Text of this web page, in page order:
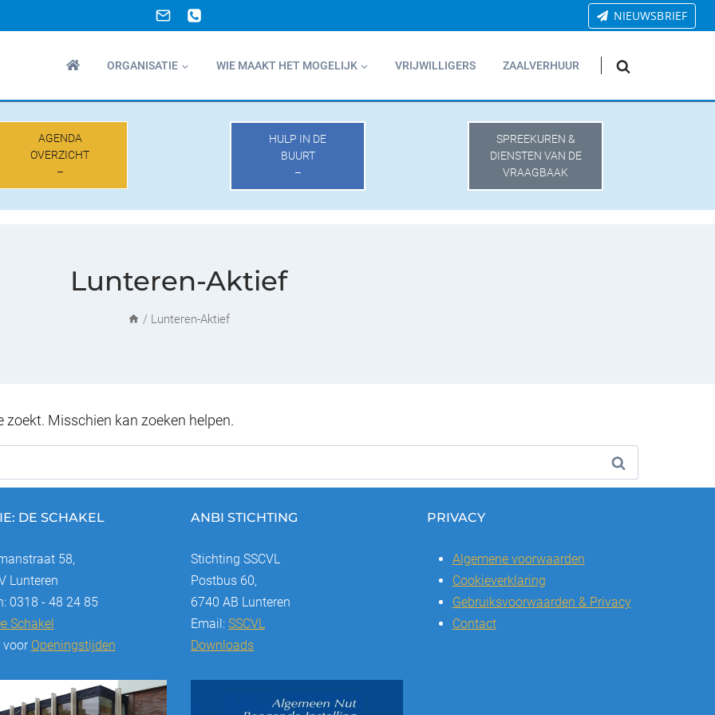
NIEUWSBRIEF
ORGANISATIE WIE MAAKT HET MOGELIJK VRIJWILLIGERS ZAALVERHUUR
AGENDA
OVERZICHT
–
HULP IN DE
BUURT
–
SPREEKUREN &
DIENSTEN VAN DE
VRAAGBAAK
Lunteren-Aktief
/ Lunteren-Aktief
Misschien kan zoeken helpen.
DE SCHAKEL
58,
Lunteren
0318 - 48 24 85
Schakel
voor Openingstijden
ANBI STICHTING
Stichting SSCVL
Postbus 60,
6740 AB Lunteren
Email: SSCVL
Downloads
PRIVACY
Algemene voorwaarden
Cookieverklaring
Gebruiksvoorwaarden & Privacy
Contact